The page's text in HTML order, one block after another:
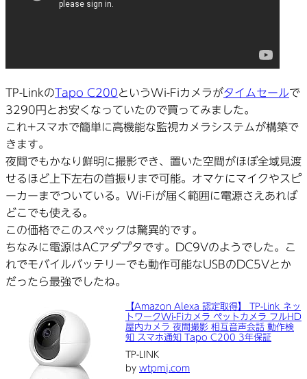
TP-LinkのTapo C200というWi-Fiカメラがタイムセールで
3290円とお安くなっていたので買ってみました。
これ+スマホで簡単に高機能な監視カメラシステムが構築で
きます。
夜間でもかなり鮮明に撮影でき、置いた空間がほぼ全域見渡
せるほど上下左右の首振りまで可能。オマケにマイクやスピ
ーカーまでついている。Wi-Fiが届く範囲に電源さえあれば
どこでも使える。
この価格でこのスペックは驚異的です。
ちなみに電源はACアダプタです。DC9Vのようでした。こ
れでモバイルバッテリーでも動作可能なUSBのDC5Vとか
だったら最強でしたね。
【Amazon Alexa 認定取得】 TP-Link ネッ
トワークWi-Fiカメラ ペットカメラ フルHD
屋内カメラ 夜間撮影 相互音声会話 動作検
知 スマホ通知 Tapo C200 3年保証
TP-LINK
by wtpmj.com